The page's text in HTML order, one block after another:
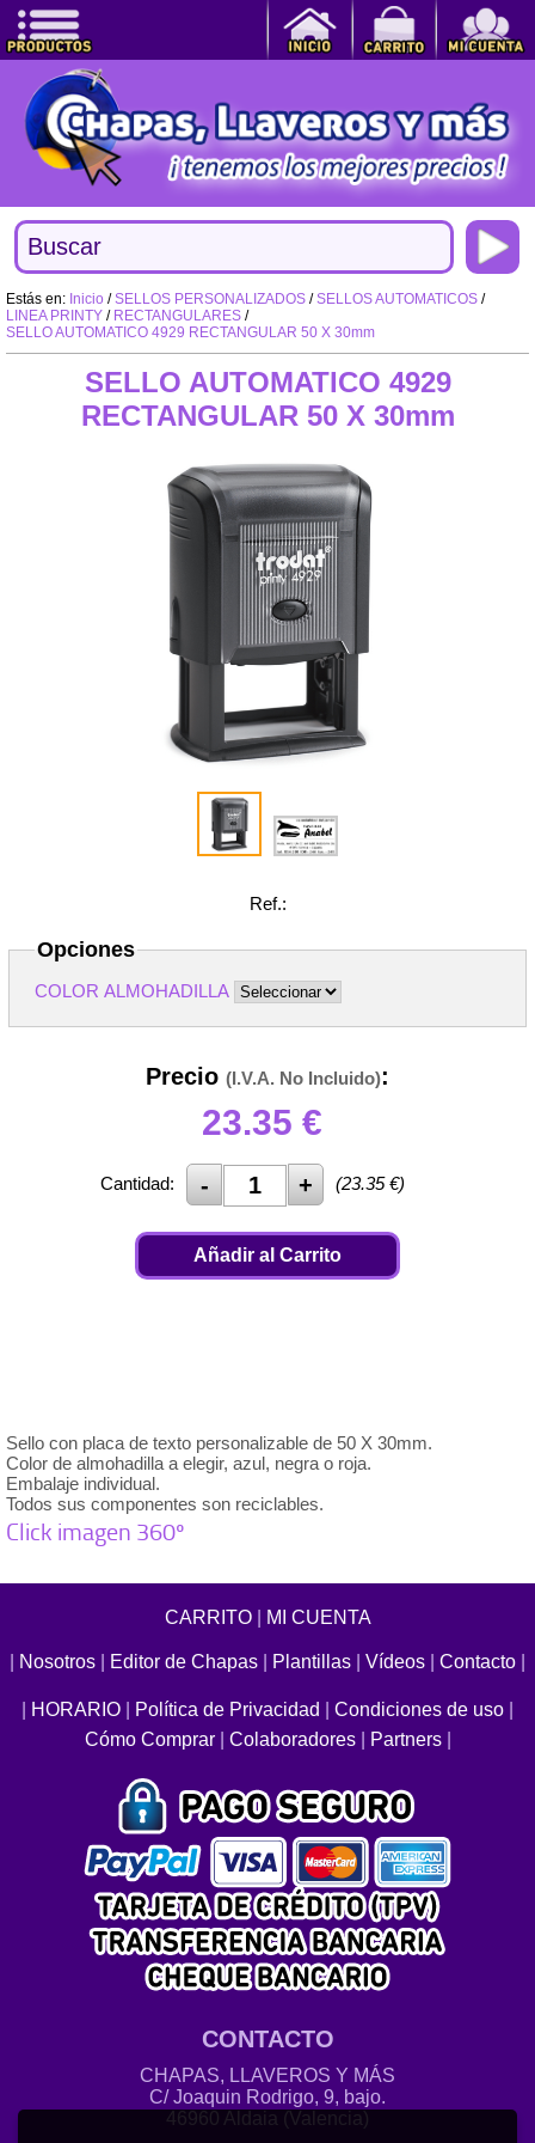
Estás en: Inicio /SELLOS PERSONALIZADOS /SELLOS AUTOMATICOS /
LINEA PRINTY / RECTANGULARES /
SELLO AUTOMATICO 4929 RECTANGULAR 50 X 30mm
SELLO AUTOMATICO 4929
RECTANGULAR 50 X 30mm
Ref.:
Opciones
COLOR ALMOHADILLA
Precio (I.V.A. No Incluido):
23.35 €
Cantidad: (23.35€)
Añadir al Carrito
Sello con placa de texto personalizable de 50 X 30mm.
Color de almohadilla a elegir, azul, negra o roja.
Embalaje individual.
Todos sus componentes son reciclables.
Click imagen 360º
CARRITO| MI CUENTA
Nosotros Editor de Chapas Plantillas Vídeos Contacto
HORARIO Política de Privacidad Condiciones de uso
Cómo Comprar
Colaboradores Partners
CONTACTO
CHAPAS, LLAVEROS Y MÁS
C/ Joaquin Rodrigo, 9, bajo.
46960 Aldaia (Valencia)